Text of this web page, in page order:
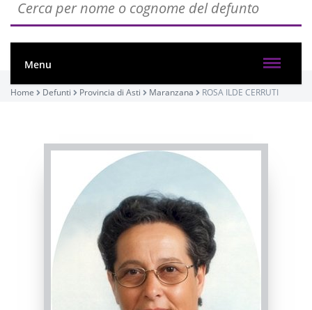
Menu
Home Defunti Provincia di Asti Maranzana ROSA ILDE CERRUTI
PASSATE:
11/10/2025 10:00
Visibile a tutti gli utenti
INVIA CONDOGLIANZE